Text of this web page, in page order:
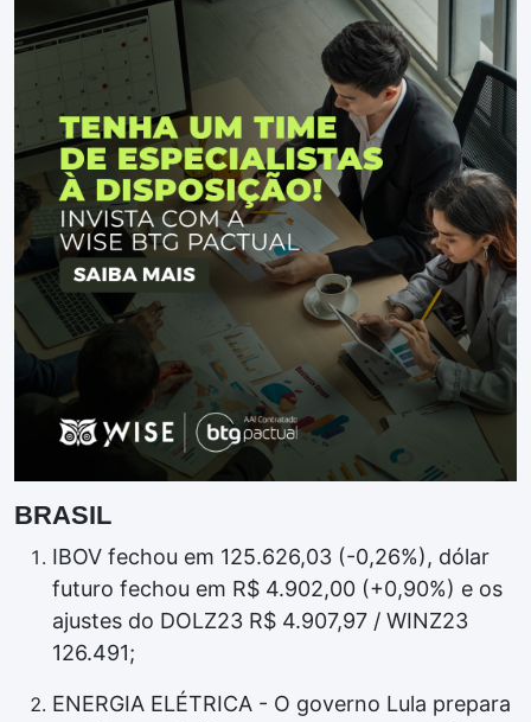
BRASIL
IBOV fechou em 125.626,03 (-0,26%), dólar
futuro fechou em R$ 4.902,00 (+0,90%) e os
ajustes do DOLZ23 R$ 4.907,97 / WINZ23
126.491;
ENERGIA ELÉTRICA - O governo Lula prepara